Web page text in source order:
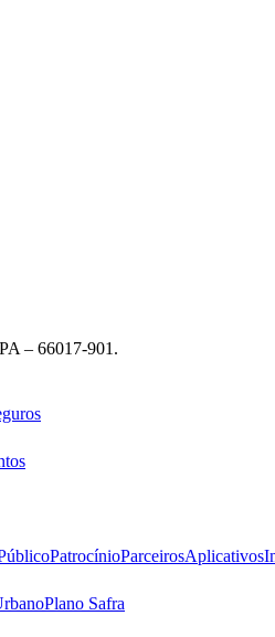
– 66017-901.
PatrocínioParceirosAplicativos
Plano Safra